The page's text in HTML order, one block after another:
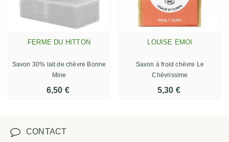
FERME DU HITTON
Savon 30% lait de chèvre Bonne
Mine
6,50 €
LOUISE EMOI
Savon à froid chèvre Le
Chèvrissime
5,30 €
CONTACT